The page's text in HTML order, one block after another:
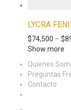
LYCRA
$74,500 – $
Show more
Quienes
Preguntas
Contacto